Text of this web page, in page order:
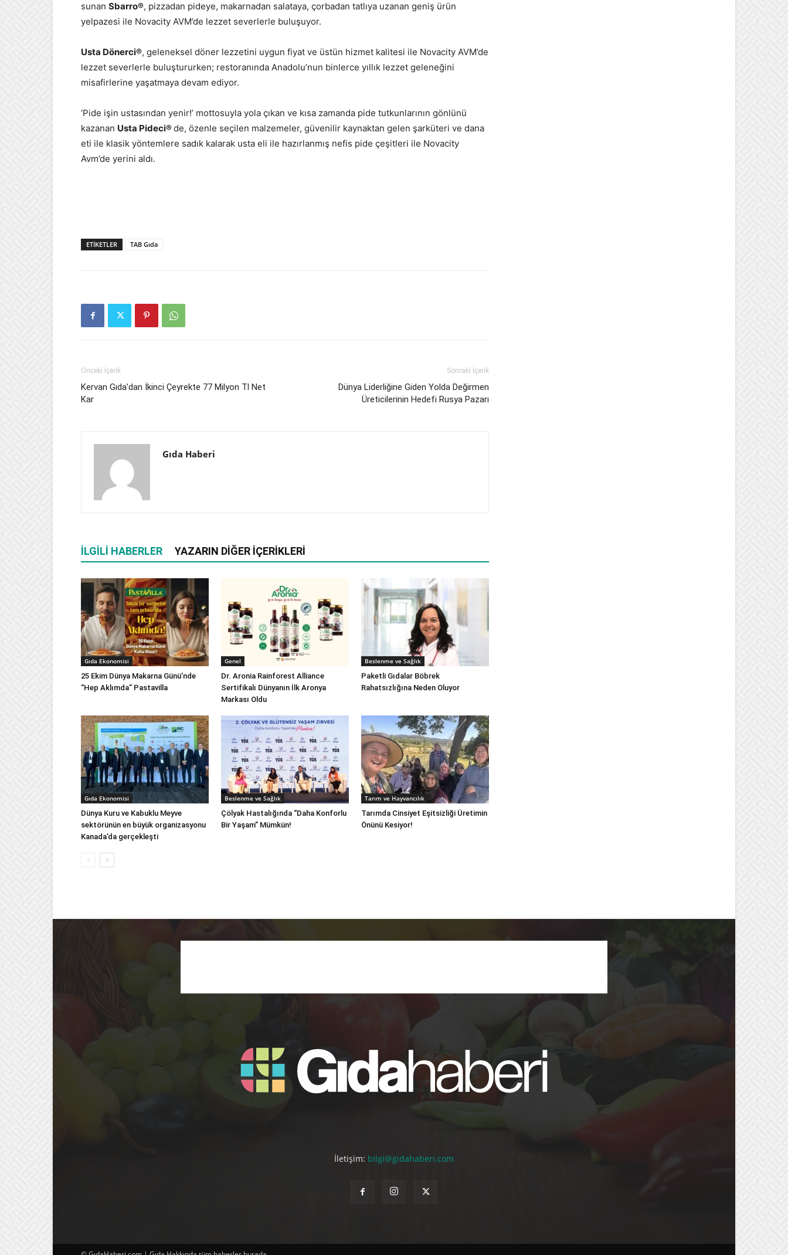
sunan Sbarro®, pizzadan pideye, makarnadan salataya, çorbadan tatlıya uzanan geniş ürün
yelpazesi ile Novacity AVM’de lezzet severlerle buluşuyor.
Usta Dönerci®, geleneksel döner lezzetini uygun fiyat ve üstün hizmet kalitesi ile Novacity AVM’de
lezzet severlerle buluştururken; restoranında Anadolu’nun binlerce yıllık lezzet geleneğini
misafirlerine yaşatmaya devam ediyor.
‘Pide işin ustasından yenir!’ mottosuyla yola çıkan ve kısa zamanda pide tutkunlarının gönlünü
kazanan Usta Pideci®de, özenle seçilen malzemeler, güvenilir kaynaktan gelen şarküteri ve dana
eti ile klasik yöntemlere sadık kalarak usta eli ile hazırlanmış nefis pide çeşitleri ile Novacity
Avm’de yerini aldı.
ETIKETLER TAB Gıda
Önceki İçerik
Kervan Gıda’dan İkinci Çeyrekte 77 Milyon Tl Net
Kar
Sonraki İçerik
Dünya Liderliğine Giden Yolda Değirmen
Üreticilerinin Hedefi Rusya Pazarı
Gıda Haberi
İLGILI HABERLER YAZARIN DIĞER İÇERIKLERI
Gıda Ekonomisi
25 Ekim Dünya Makarna Günü’nde
“Hep Aklımda” Pastavilla
Genel
Dr. Aronia Rainforest Alliance
Sertifikalı Dünyanın İlk Aronya
Markası Oldu
Beslenme ve Sağlık
Paketli Gıdalar Böbrek
Rahatsızlığına Neden Oluyor
Gıda Ekonomisi
Dünya Kuru ve Kabuklu Meyve
sektörünün en büyük organizasyonu
Kanada’da gerçekleşti
Beslenme ve Sağlık
Çölyak Hastalığında “Daha Konforlu
Bir Yaşam” Mümkün!
Tarım ve Hayvancılık
Tarımda Cinsiyet Eşitsizliği Üretimin
Önünü Kesiyor!
İletişim: bilgi@gidahaberi.com